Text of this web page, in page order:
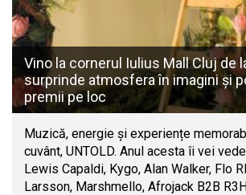
Vino la cornerul Iulius Mall Cluj de
surprinde atmosfera în imagini și
premii pe loc
Muzică, energie și experiențe
cuvânt, UNTOLD. Anul acesta îi vei
Lewis Capaldi, Kygo, Alan Walker, Flo
Larsson, Marshmello, Afrojack B2B